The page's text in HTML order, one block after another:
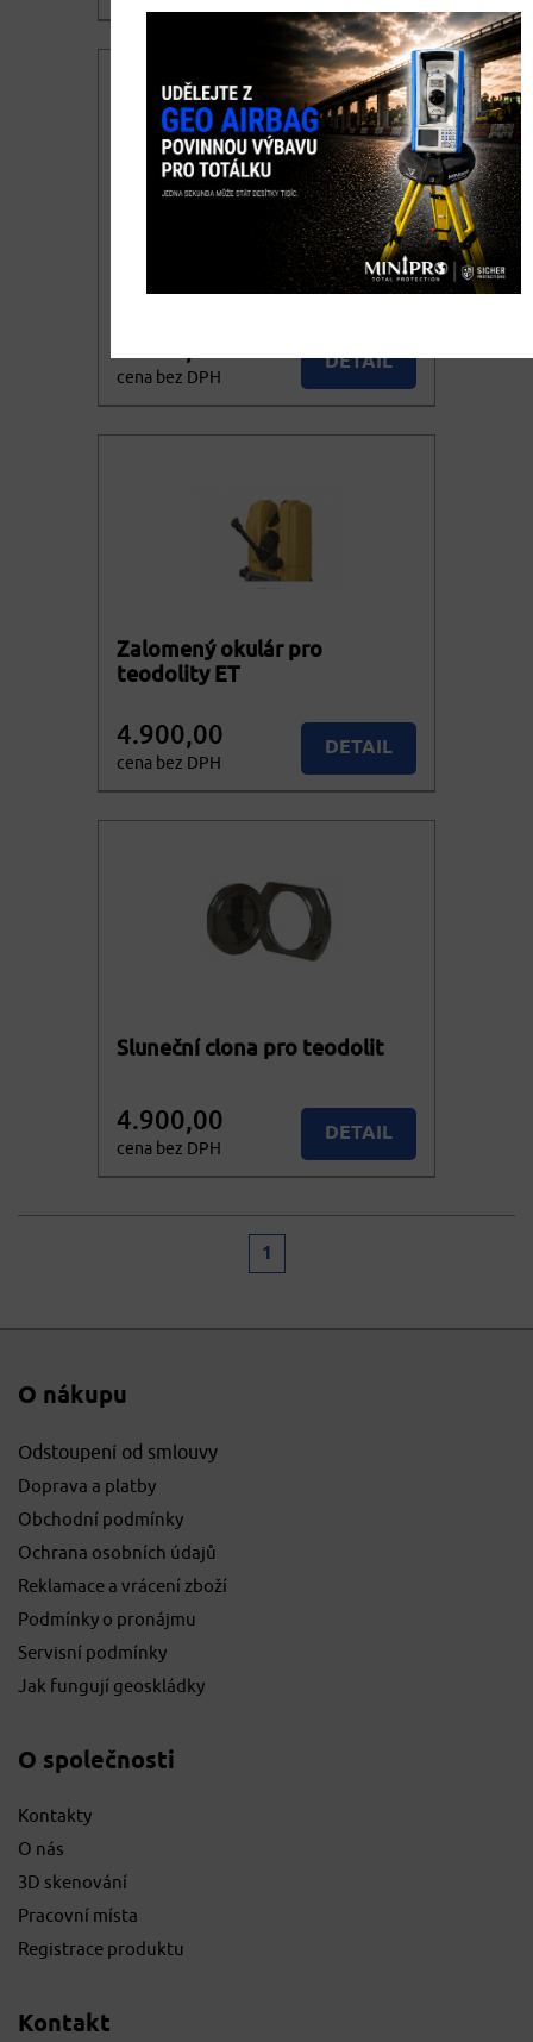
101.640,00
KOUPIT
Kryt na tužkové baterie pro
digitální teodolit SOUTH
cena bez DPH
DETAIL
KOUPIT
Zalomený okulár pro
teodolity ET
4.900,00
cena bez DPH
DETAIL
KOUPIT
Sluneční clona pro teodolit
4.900,00
cena bez DPH
DETAIL
KOUPIT
1
O nákupu
Odstoupení od smlouvy
Doprava a platby
Obchodní podmínky
Ochrana osobních údajů
Reklamace a vrácení zboží
Podmínky o pronájmu
Servisní podmínky
Jak fungují geoskládky
O společnosti
Kontakty
O nás
3D skenování
Pracovní místa
Registrace produktu
Kontakt